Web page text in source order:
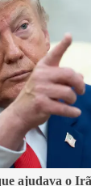
ajudava o